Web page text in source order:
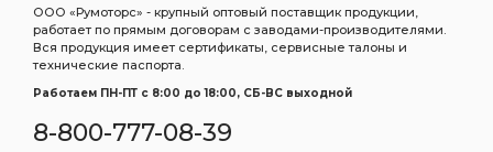
Усилитель тормозов передней рессоры
БМКД фланец с торцевыми шлицами
БМКД фланец с торцевыми
а/м 4х4 АЗ УРАЛ ТЯГИ АЗ УРАЛ
ООО «Румоторс» - крупный оптовый поставщик продукции,
работает по прямым договорам с заводами-производителями.
Вся продукция имеет сертификаты, сервисные талоны и
технические паспорта.
Работаем ПН-ПТ c 8:00 до 18:00, СБ-ВС выходной
8-800-777-08-39